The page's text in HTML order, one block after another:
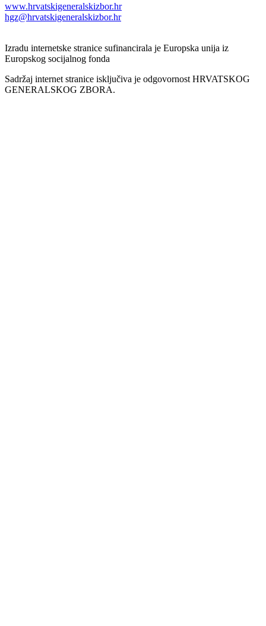
www.hrvatskigeneralskizbor.hr
hgz@hrvatskigeneralskizbor.hr
Izradu internetske stranice sufinancirala je Europska unija iz
Europskog socijalnog fonda
Sadržaj internet stranice isključiva je odgovornost HRVATSKOG
GENERALSKOG ZBORA.